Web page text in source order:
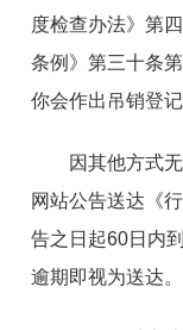
度检查办法》第
条例》第三十条
你会作出吊销登
因其他方式
网站公告送达《
告之日起60日内
逾期即视为送达。